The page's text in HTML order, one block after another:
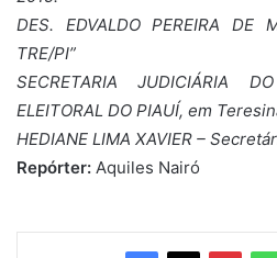
DES. EDVALDO PEREIRA DE
TRE/PI”
SECRETARIA JUDICIÁRIA
ELEITORAL DO PIAUÍ, em
HEDIANE LIMA XAVIER –
Repórter: Aquiles Nairó